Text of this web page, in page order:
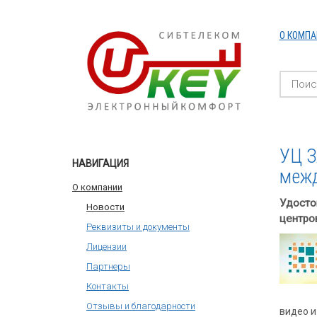
О
УЦ
видео
НАВИГАЦИЯ
О компании
Новости
Реквизиты и документы
Лицензии
Партнеры
Контакты
Отзывы и благодарности